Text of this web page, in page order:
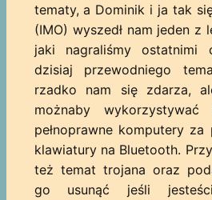
tematy, a Dominik i ja tak
(IMO) wyszedł nam jeden z
jaki nagraliśmy ostatnimi
dzisiaj przewodniego
rzadko nam się zdarza,
możnaby wykorzystywać
pełnoprawne komputery
klawiatury na Bluetooth.
też temat trojana oraz
go usunąć jeśli